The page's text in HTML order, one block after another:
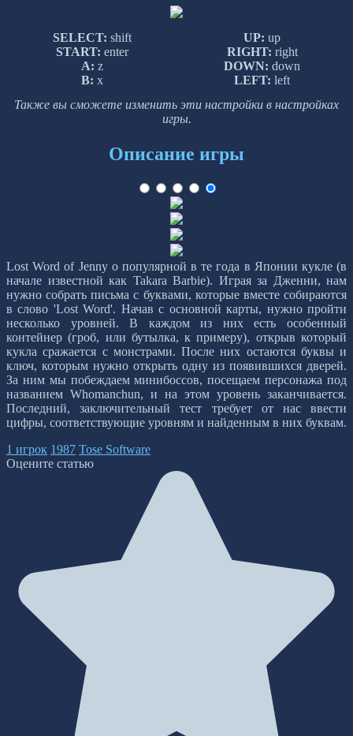
SELECT: shift
START: enter
A: z
B: x
UP: up
RIGHT: right
DOWN: down
LEFT: left
Также вы сможете изменить эти настройки в настройках
игры.
Описание игры
Lost Word of Jenny о популярной в те года в Японии кукле (в
начале известной как Takara Barbie). Играя за Дженни, нам
нужно собрать письма с буквами, которые вместе собираются
в слово 'Lost Word'. Начав с основной карты, нужно пройти
несколько уровней. В каждом из них есть особенный
контейнер (гроб, или бутылка, к примеру), открыв который
кукла сражается с монстрами. После них остаются буквы и
ключ, которым нужно открыть одну из появившихся дверей.
За ним мы побеждаем минибоссов, посещаем персонажа под
названием Whomanchun, и на этом уровень заканчивается.
Последний, заключительный тест требует от нас ввести
цифры, соответствующие уровням и найденным в них буквам.
1 игрок 1987 Tose Software
Оцените статью